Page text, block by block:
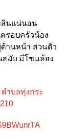
ลินแน่นอน
รอบครัวน้อง
ด้านหน้า ส่วนตัว
สมัย มีโซนห้อง
ำบลทุ่งกระ